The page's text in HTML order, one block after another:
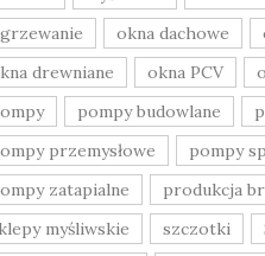
okna dachowe
drewniane
okna PCV
pompy budowlane
przemysłowe
pompy
zatapialne
produkcja
myśliwskie
szczotki